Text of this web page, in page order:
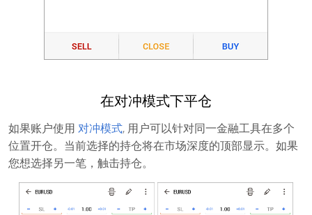
在对冲模式下平仓
如果账户使用 对冲模式, 用户可以针对同一金融工具在多个
位置开仓。当前选择的持仓将在市场深度的顶部显示。如果
您想选择另一笔，触击持仓。